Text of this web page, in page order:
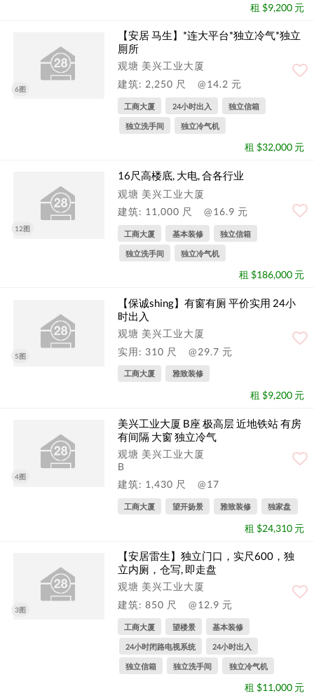
租 $9,200 元
6图
【安居 马生】*连大平台*独立冷气*独立
厠所
观塘 美兴工业大厦
建筑: 2,250 尺
@14.2 元
工商大厦 24小时出入 独立信箱
独立洗手间 独立冷气机
租 $32,000 元
12图
16尺高楼底, 大电, 合各行业
观塘 美兴工业大厦
建筑: 11,000 尺
@16.9 元
工商大厦 基本装修 独立信箱
独立洗手间 独立冷气机
租 $186,000 元
5图
【保诚shing】有窗有厕 平价实用 24小
时出入
观塘 美兴工业大厦
实用: 310 尺
@29.7 元
工商大厦 雅致装修
租 $9,200 元
4图
美兴工业大厦 B座 极高层 近地铁站 有房
有间隔 大窗 独立冷气
观塘 美兴工业大厦
B
建筑: 1,430 尺
@17
工商大厦 望开扬景 雅致装修 独家盘
租 $24,310 元
3图
【安居雷生】独立门口，实尺600，独
立内厕，仓写, 即走盘
观塘 美兴工业大厦
建筑: 850 尺
@12.9 元
工商大厦 望楼景 基本装修
24小时闭路电视系统 24小时出入
独立信箱 独立洗手间 独立冷气机
租 $11,000 元